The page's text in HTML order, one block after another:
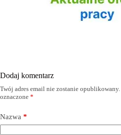
Dodaj komentarz
Twój adres email nie zostanie opublikowany.
oznaczone *
Nazwa *